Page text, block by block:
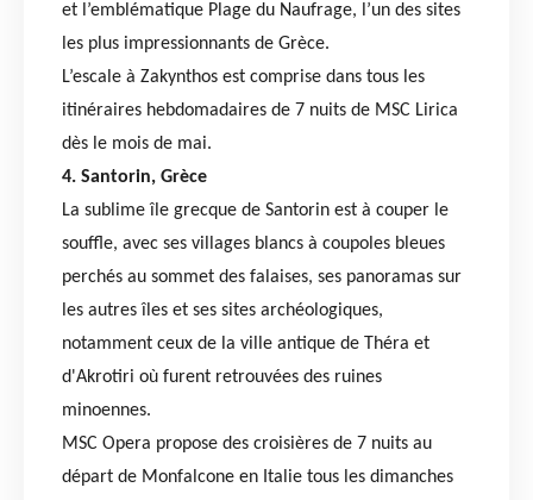
et l’emblématique Plage du Naufrage, l’un des sites
les plus impressionnants de Grèce.
L’escale à Zakynthos est comprise dans tous les
itinéraires hebdomadaires de 7 nuits de MSC Lirica
dès le mois de mai.
4. Santorin, Grèce
La sublime île grecque de Santorin est à couper le
souffle, avec ses villages blancs à coupoles bleues
perchés au sommet des falaises, ses panoramas sur
les autres îles et ses sites archéologiques,
notamment ceux de la ville antique de Théra et
d'Akrotiri où furent retrouvées des ruines
minoennes.
MSC Opera propose des croisières de 7 nuits au
départ de Monfalcone en Italie tous les dimanches